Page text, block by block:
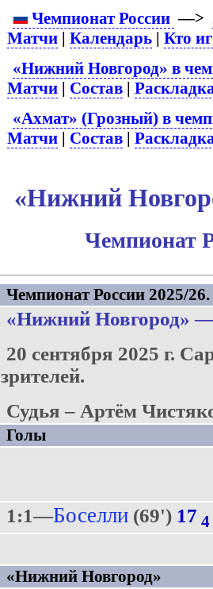
Чемпионат России —>
Матчи |Календарь |Кто
«Нижний Новгород» в
Матчи | Состав |
«Ахмат» (Грозный) в
Матчи | Состав |
«Нижний
Чемпионат
Чемпионат России 2025/
«Нижний Новгород»
20 сентября 2025 г.
зрителей.
Судья – Артём
Голы
1:1—Боселли(69') 17 4
«Нижний Новгород»